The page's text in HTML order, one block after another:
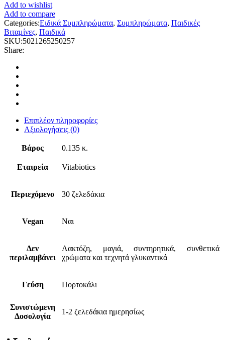
Add to wishlist
Add to compare
Categories:Ειδικά Συμπληρώματα, Συμπληρώματα, Παιδικές
Βιταμίνες, Παιδικά
SKU:5021265250257
Share:
Επιπλέον πληροφορίες
Αξιολογήσεις (0)
Βάρος 0.135 κ.
Εταιρεία Vitabiotics
Περιεχόμενο 30 ζελεδάκια
Vegan Ναι
Δεν
περιλαμβάνει
Λακτόζη, μαγιά, συντηρητικά, συνθετικά
χρώματα και τεχνητά γλυκαντικά
Γεύση Πορτοκάλι
Συνιστώμενη
Δοσολογία
1-2 ζελεδάκια ημερησίως